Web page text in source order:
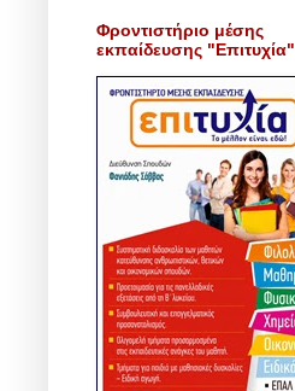
Φροντιστήριο μέσης
εκπαίδευσης "Επιτυχία"